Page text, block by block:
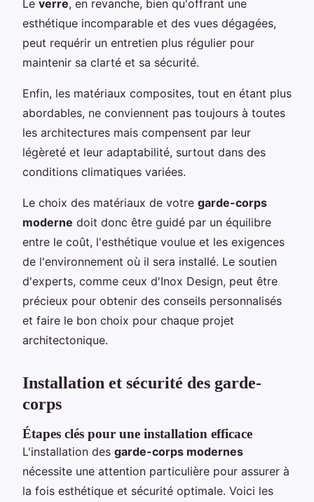
Le verre, en revanche, bien qu'offrant une
esthétique incomparable et des vues dégagées,
peut requérir un entretien plus régulier pour
maintenir sa clarté et sa sécurité.
Enfin, les matériaux composites, tout en étant plus
abordables, ne conviennent pas toujours à toutes
les architectures mais compensent par leur
légèreté et leur adaptabilité, surtout dans des
conditions climatiques variées.
Le choix des matériaux de votre garde-corps
moderne doit donc être guidé par un équilibre
entre le coût, l'esthétique voulue et les exigences
de l'environnement où il sera installé. Le soutien
d'experts, comme ceux d'Inox Design, peut être
précieux pour obtenir des conseils personnalisés
et faire le bon choix pour chaque projet
architectonique.
Installation et sécurité des garde-
corps
Étapes clés pour une installation efficace
L'installation des garde-corps modernes
nécessite une attention particulière pour assurer à
la fois esthétique et sécurité optimale. Voici les